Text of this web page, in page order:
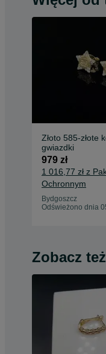
Złoto 585-złote
gwiazdki
979 zł
1 016,77 zł z
Ochronnym
Bydgoszcz
Odświeżono dnia
Zobacz też